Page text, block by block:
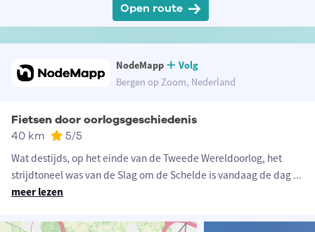
Open route
NodeMapp
Volg
Bergen op Zoom, Nederland
Fietsen door oorlogsgeschiedenis
40 km 5/5
Wat destijds, op het einde van de Tweede Wereldoorlog, het
strijdtoneel was van de Slag om de Schelde is vandaag de dag ...
meer lezen